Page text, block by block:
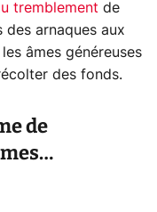
tremblement de
arnaques aux
âmes généreuses
des fonds.
de